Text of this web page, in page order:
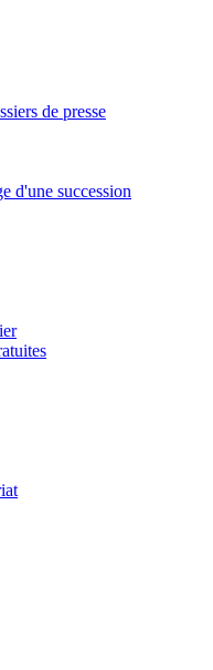
de presse
d'une succession